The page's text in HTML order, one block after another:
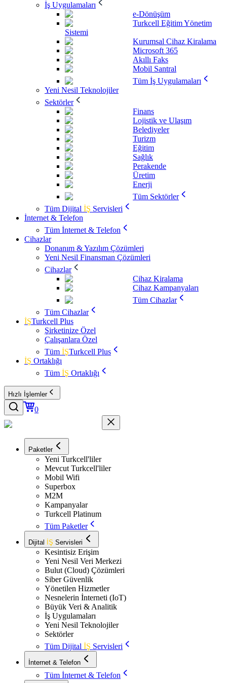
İş Uygulamaları
e-Dönüşüm
Turkcell Eğitim Yönetim
Sistemi
Kurumsal Cihaz Kiralama
Microsoft 365
Akıllı Faks
Mobil Santral
Tüm İş Uygulamaları
Yeni Nesil Teknolojiler
Sektörler
Finans
Lojistik ve Ulaşım
Belediyeler
Turizm
Eğitim
Sağlık
Perakende
Üretim
Enerji
Tüm Sektörler
Tüm Dijital İŞ Servisleri
İnternet & Telefon
Tüm İnternet & Telefon
Cihazlar
Donanım & Yazılım Çözümleri
Yeni Nesil Finansman Çözümleri
Cihazlar
Cihaz Kiralama
Cihaz Kampanyaları
Tüm Cihazlar
Tüm Cihazlar
İŞTurkcell Plus
Şirketinize Özel
Çalışanlara Özel
Tüm İŞTurkcell Plus
İŞ Ortaklığı
Tüm İŞ Ortaklığı
Hızlı İşlemler
0
Paketler
Yeni Turkcell'liler
Mevcut Turkcell'liler
Mobil Wifi
Superbox
M2M
Kampanyalar
Turkcell Platinum
Tüm Paketler
Dijital İŞ Servisleri
Kesintisiz Erişim
Yeni Nesil Veri Merkezi
Bulut (Cloud) Çözümleri
Siber Güvenlik
Yönetilen Hizmetler
Nesnelerin İnterneti (IoT)
Büyük Veri & Analitik
İş Uygulamaları
Yeni Nesil Teknolojiler
Sektörler
Tüm Dijital İŞ Servisleri
İnternet & Telefon
Tüm İnternet & Telefon